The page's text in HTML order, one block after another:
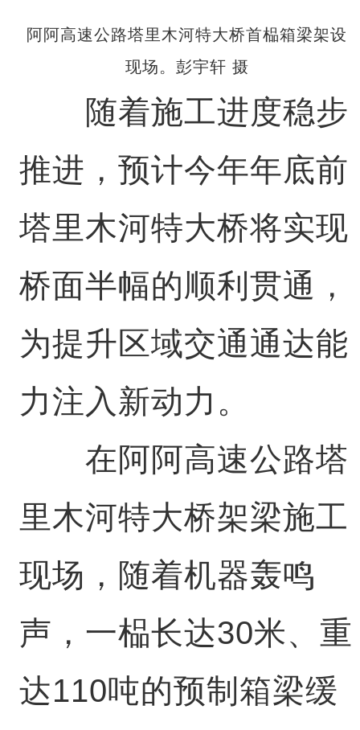
阿阿高速公路塔里木河特大桥首榀箱梁架设
现场。彭宇轩 摄
随着施工进度稳步
推进，预计今年年底前
塔里木河特大桥将实现
桥面半幅的顺利贯通，
为提升区域交通通达能
力注入新动力。
在阿阿高速公路塔
里木河特大桥架梁施工
现场，随着机器轰鸣
声，一榀长达30米、重
达110吨的预制箱梁缓